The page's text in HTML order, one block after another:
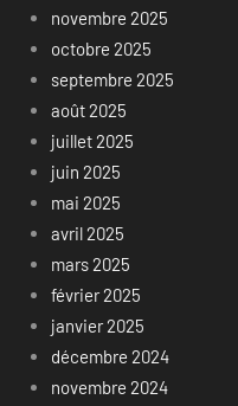
novembre 2025
octobre 2025
septembre 2025
août 2025
juillet 2025
juin 2025
mai 2025
avril 2025
mars 2025
février 2025
janvier 2025
décembre 2024
novembre 2024